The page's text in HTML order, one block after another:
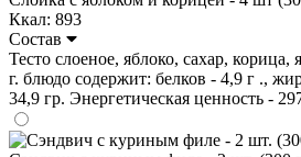
Ккал: 893
Состав
Тесто слоеное, яблоко, сахар,
г. блюдо содержит: белков - 4,9 г .,
34,9 гр. Энергетическая ценность -